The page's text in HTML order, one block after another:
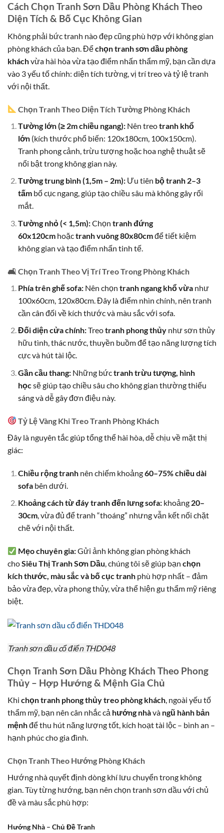
Cách Chọn Tranh Sơn Dầu Phòng Khách Theo
Diện Tích & Bố Cục Không Gian
Không phải bức tranh nào đẹp cũng phù hợp với không gian
phòng khách của bạn. Đểchọn tranh sơn dầu phòng
kháchvừa hài hòa vừa tạo điểm nhấn thẩm mỹ, bạn cần dựa
vào 3 yếu tố chính: diện tích tường, vị trí treo và tỷ lệ tranh
với nội thất.
Chọn Tranh Theo Diện Tích Tường Phòng Khách
Tường lớn (≥ 2m chiều ngang):Nên treotranh khổ
lớn(kích thước phổ biến: 120x180cm, 100x150cm).
Tranh phong cảnh, trừu tượng hoặc hoa nghệ thuật sẽ
nổi bật trong không gian này.
Tường trung bình (1,5m – 2m):Ưu tiên bộ tranh 2–3
tấmbố cục ngang, giúp tạo chiều sâu mà không gây rối
mắt.
Tường nhỏ (< 1,5m):Chọn tranh đứng
60x120cmhoặctranh vuông 80x80cmđể tiết kiệm
không gian và tạo điểm nhấn tinh tế.
🛋 Chọn Tranh Theo Vị Trí Treo Trong Phòng Khách
Phía trên ghế sofa:Nên chọn tranh ngang khổ vừanhư
100x60cm, 120x80cm. Đây là điểm nhìn chính, nên tranh
cần cân đối về kích thước và màu sắc với sofa.
Đối diện cửa chính:Treotranh phong thủynhư sơn thủy
hữu tình, thác nước, thuyền buồm để tạo năng lượng tích
cực và hút tài lộc.
Gần cầu thang:Những bứctranh trừu tượng, hình
họcsẽ giúp tạo chiều sâu cho không gian thường thiếu
sáng và dễ gây đơn điệu này.
Tỷ Lệ Vàng Khi Treo Tranh Phòng Khách
Đây là nguyên tắc giúp tổng thể hài hòa, dễ chịu về mặt thị
giác:
Chiều rộng tranhnên chiếm khoảng60–75% chiều dài
sofabên dưới.
Khoảng cách từ đáy tranh đến lưng sofa:khoảng 20–
30cm, vừa đủ để tranh “thoáng” nhưng vẫn kết nối chặt
chẽ với nội thất.
Mẹo chuyên gia:Gửi ảnh không gian phòng khách
choSiêu Thị Tranh Sơn Dầu, chúng tôi sẽ giúp bạn chọn
kích thước, màu sắc và bố cục tranh phù hợp nhất – đảm
bảo vừa đẹp, vừa phong thủy, vừa thể hiện gu thẩm mỹ riêng
biệt.
Tranh sơn dầu cổ điển THD048
Chọn Tranh Sơn Dầu Phòng Khách Theo Phong
Thủy – Hợp Hướng & Mệnh Gia Chủ
Khi chọn tranh phong thủy treo phòng khách, ngoài yếu tố
thẩm mỹ, bạn nên cân nhắc cả hướng nhàvà ngũ hành bản
mệnhđể thu hút năng lượng tốt, kích hoạt tài lộc – bình an –
hạnh phúc cho gia đình.
Chọn Tranh Theo Hướng Phòng Khách
Hướng nhà quyết định dòng khí lưu chuyển trong không
gian. Tùy từng hướng, bạn nên chọn tranh sơn dầu với chủ
đề và màu sắc phù hợp:
Hướng Nhà – Chủ Đề Tranh